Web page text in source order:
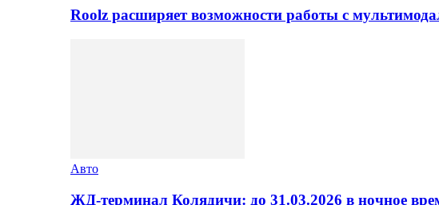
Roolz расширяет возможности работы с
Авто
ЖД-терминал Колядичи: до 31.03.2026 в ночное